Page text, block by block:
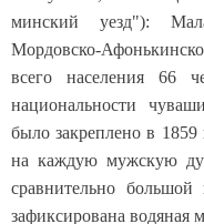
минский уезд"):
Мордовско-
всего населения 66
националь­ности
было закреплено в 1859
на каждую мужскую
сравнительно
зафиксирована водяная